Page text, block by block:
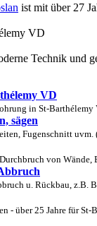
ist mit über 27
Technik und
VD
in St-
sägen
Fugenschnitt uvm.
von Wände,
u. Rückbau, z.B.
- über 25 Jahre für